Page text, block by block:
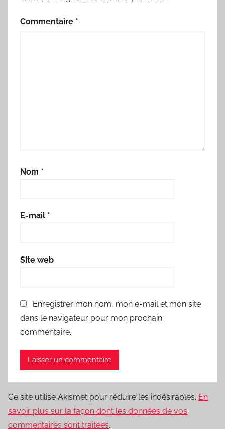
Commentaire *
Nom *
E-mail *
Site web
Enregistrer mon nom, mon e-mail et mon site
dans le navigateur pour mon prochain
commentaire.
Ce site utilise Akismet pour réduire les indésirables. En
savoir plus sur la façon dont les données de vos
commentaires sont traitées.